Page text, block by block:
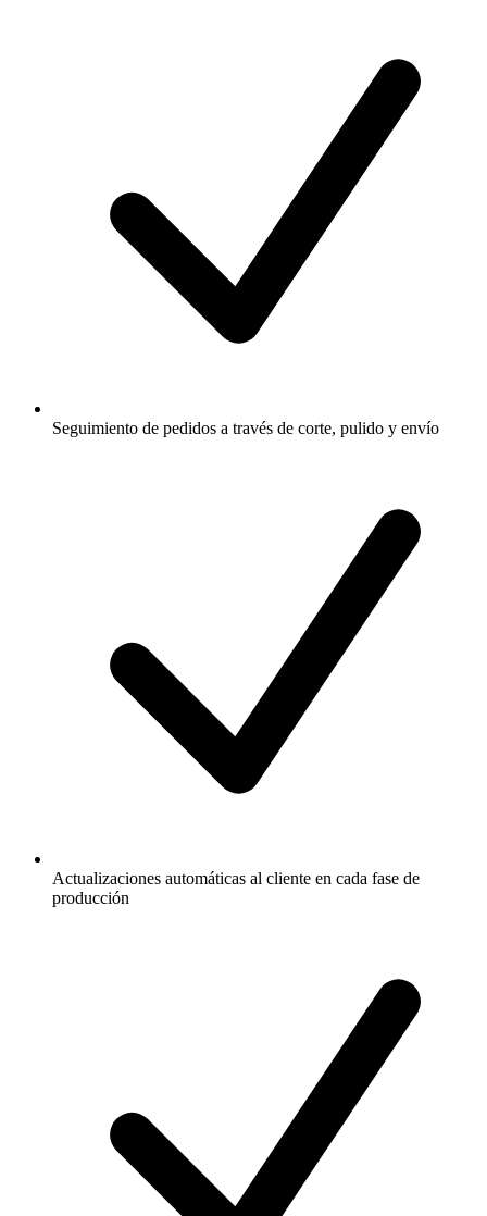
Seguimiento de pedidos a través de corte, pulido y envío
Actualizaciones automáticas al cliente en cada fase de
producción